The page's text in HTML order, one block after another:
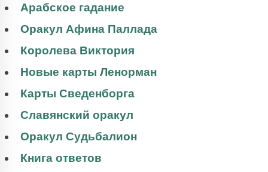
Арабское гадание
Оракул Афина Паллада
Королева Виктория
Новые карты Ленорман
Карты Сведенборга
Славянский оракул
Оракул Судьбалион
Книга ответов